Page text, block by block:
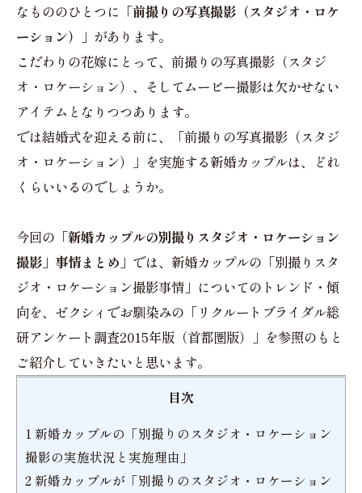
なもののひとつに 「前撮りの写真撮影（スタジオ・ロケ
ーション）」 があります。
こだわりの花嫁にとって、前撮りの写真撮影（スタジ
オ・ロケーション）、そしてムービー撮影は欠かせない
アイテムとなりつつあります。
では結婚式を迎える前に、「前撮りの写真撮影（スタジ
オ・ロケーション）」を実施する新婚カップルは、どれ
くらいいるのでしょうか。
今回の 「新婚カップルの別撮りスタジオ・ロケーション
撮影」事情まとめ」 では、新婚カップルの「別撮りスタ
ジオ・ロケーション撮影事情」についてのトレンド・傾
向を、ゼクシィでお馴染みの「リクルートブライダル総
研アンケート調査2015年版（首都圏版）」を参照のもと
ご紹介していきたいと思います。
目次
1 新婚カップルの「別撮りのスタジオ・ロケーション
撮影の実施状況と実施理由」
2 新婚カップルが「別撮りのスタジオ・ロケーション